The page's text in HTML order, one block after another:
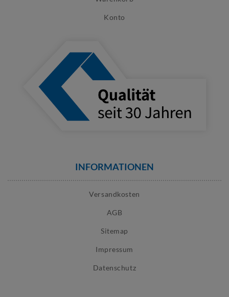
Konto
INFORMATIONEN
Versandkosten
AGB
Sitemap
Impressum
Datenschutz